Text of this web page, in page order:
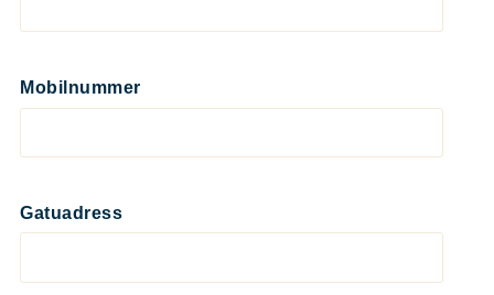
Mobilnummer
Gatuadress